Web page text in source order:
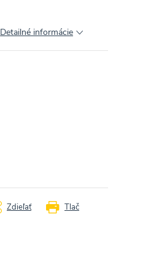
Detailné informácie
Tlač
Zdieľať